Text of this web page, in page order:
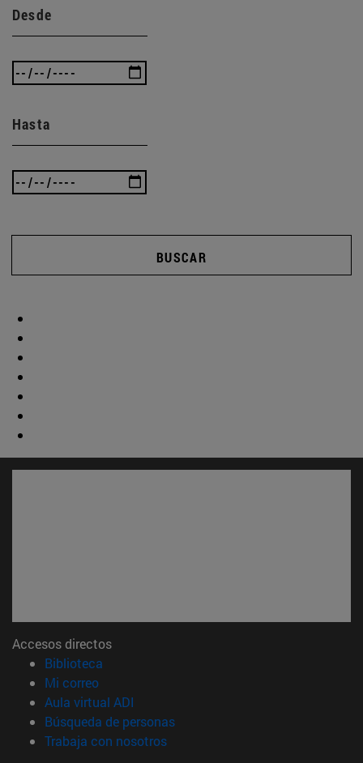
Desde
Hasta
BUSCAR
Accesos directos
Biblioteca
Mi correo(abre en nueva ventana)
Aula virtual ADI
Búsqueda de personas(abre en nueva ventana)
Trabaja con nosotros(abre en nueva ventana)